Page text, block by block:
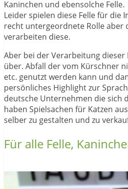
Kaninchen und ebensolche Felle.
Leider spielen diese Felle für die
recht untergeordnete Rolle aber
verarbeiten diese.
Aber bei der Verarbeitung dieser
über. Abfall der vom Kürschner
etc. genutzt werden kann und
persönliches Highlight zur
deutsche Unternehmen die sich
haben Spielsachen für Katzen
selber zu gestalten und zu
Für alle Felle,